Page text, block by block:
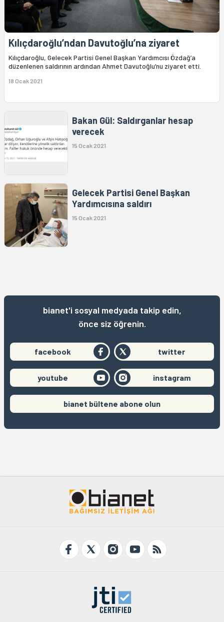
Kılıçdaroğlu’ndan Davutoğlu’na ziyaret
Kılıçdaroğlu, Gelecek Partisi Genel Başkan Yardımcısı Özdağ’a
düzenlenen saldırının ardından Ahmet Davutoğlu’nu ziyaret etti.
18 Ocak 2021
Bakan Gül: Saldırganlar hesap
verecek
15 Ocak 2021
Gelecek Partisi Genel Başkan
Yardımcısına saldırı
15 Ocak 2021
bianet'i sosyal medyada takip edin,
önce siz öğrenin.
facebook twitter
youtube instagram
bianet bültene abone olun